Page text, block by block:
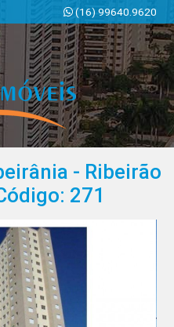
(16) 99640.9620
Ribeirão Preto | SP
- Ribeirão
271